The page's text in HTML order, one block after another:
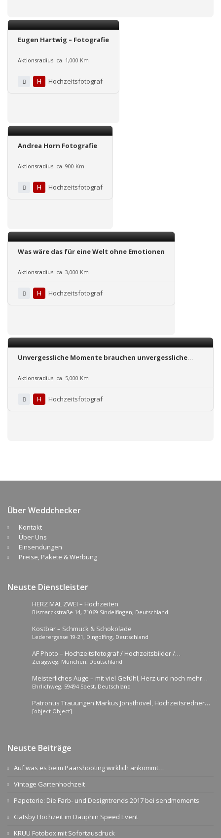
Eugen Hartwig – Fotografie
Aktionsradius: ca. 1,000 Km
H Hochzeitsfotograf
Andrea Horn Fotografie
Aktionsradius: ca. 900 Km
H Hochzeitsfotograf
Was wäre das für eine Welt ohne Emotionen
Aktionsradius: ca. 3,000 Km
H Hochzeitsfotograf
Unvergessliche Momente brauchen unvergessliche
Aktionsradius: ca. 5,000 Km
H Hochzeitsfotograf
Über Weddchecker
Kontakt
Über Uns
Einsendungen
Preise, Pakete & Werbung
Neuste Dienstleister
HERZ MAL ZWEI – Hochzeiten
Bismarckstraße 14, 71069 Sindelfingen, Deutschland
Kostbar – Schmuck & Schokolade
Lederergasse 19-21, Dingolfing, Deutschland
AF Photo – Hochzeitsfotograf / Hochzeitsbilder /
Hochzeitsreportage
Zeisigweg, München, Deutschland
Meisterliches Auge – mit viel Gefühl, Herz und noch mehr
Spaß
Ehrlichweg, 59494 Soest, Deutschland
Patronus Trauungen Markus Jonsthövel, Hochzeitsredner
für NRW und weiter
[object Object]
Neuste Beiträge
Auf was es beim Paarshooting wirklich ankommt…
Vintage Gartenhochzeit
Papeterie: Die Farb- und Designtrends 2017 bei sendmoments
Gatsby Hochzeit im Dauphin Speed Event
KRUU Fotobox mit Sofortausdruck